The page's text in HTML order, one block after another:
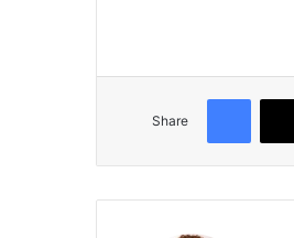
Share